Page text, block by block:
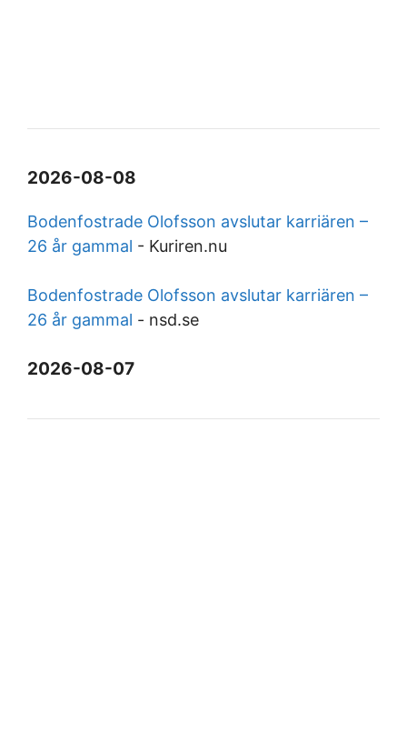
2026-08-08
Bodenfostrade Olofsson avslutar karriären –
26 år gammal - Kuriren.nu
Bodenfostrade Olofsson avslutar karriären –
26 år gammal - nsd.se
2026-08-07